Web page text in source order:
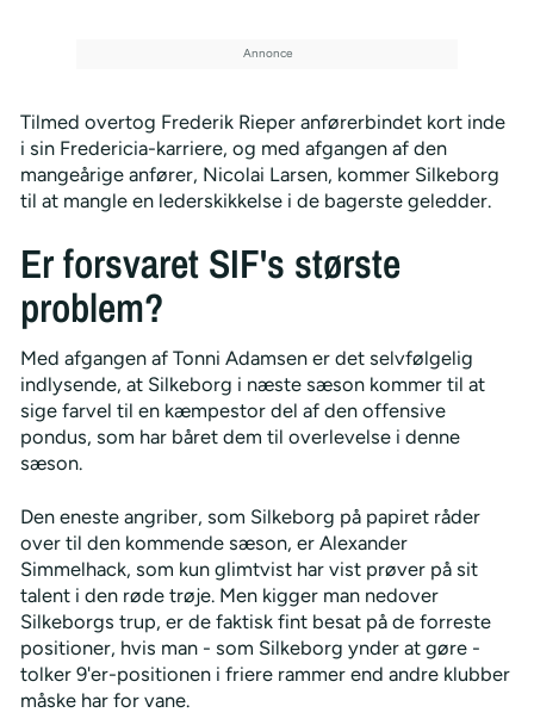
Tilmed overtog Frederik Rieper anførerbindet kort inde
i sin Fredericia-karriere, og med afgangen af den
mangeårige anfører, Nicolai Larsen, kommer Silkeborg
til at mangle en lederskikkelse i de bagerste geledder.
Er forsvaret SIF's største
problem?
Med afgangen af Tonni Adamsen er det selvfølgelig
indlysende, at Silkeborg i næste sæson kommer til at
sige farvel til en kæmpestor del af den offensive
pondus, som har båret dem til overlevelse i denne
sæson.
Den eneste angriber, som Silkeborg på papiret råder
over til den kommende sæson, er Alexander
Simmelhack, som kun glimtvist har vist prøver på sit
talent i den røde trøje. Men kigger man nedover
Silkeborgs trup, er de faktisk fint besat på de forreste
positioner, hvis man - som Silkeborg ynder at gøre -
tolker 9'er-positionen i friere rammer end andre klubber
måske har for vane.